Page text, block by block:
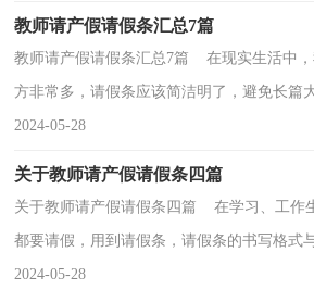
教师请产假请假条汇总7篇
教师请产假请假条汇总7篇 在现实生活中
方非常多，请假条应该简洁明了，避免长篇
条呢？下面是小编帮大家整理的教师请产假
2024-05-28
关于教师请产假请假条四篇
关于教师请产假请假条四篇 在学习、工作
都要请假，用到请假条，请假条的书写格式
是书信的大大简化。相信许多人会觉得请假
2024-05-28